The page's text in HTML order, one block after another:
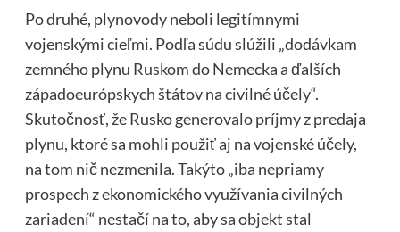
Po druhé, plynovody neboli legitímnymi
vojenskými cieľmi. Podľa súdu slúžili „dodávkam
zemného plynu Ruskom do Nemecka a ďalších
západoeurópskych štátov na civilné účely“.
Skutočnosť, že Rusko generovalo príjmy z predaja
plynu, ktoré sa mohli použiť aj na vojenské účely,
na tom nič nezmenila. Takýto „iba nepriamy
prospech z ekonomického využívania civilných
zariadení“ nestačí na to, aby sa objekt stal